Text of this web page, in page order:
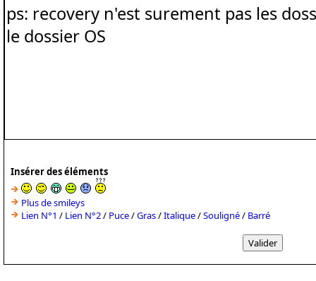
Insérer des éléments
Plus de smileys
Lien N°1 / Lien N°2/ Puce/Gras/Italique/Souligné/ Barré